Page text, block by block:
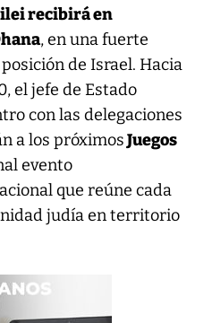
recibirá en
, en una fuerte
de Israel. Hacia
el jefe de Estado
con las delegaciones
a los próximosJuegos
evento
que reúne cada
judía en territorio